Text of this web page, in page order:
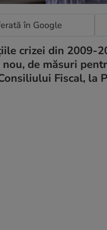
în Google
crizei din 2009-
de măsuri
Fiscal, la